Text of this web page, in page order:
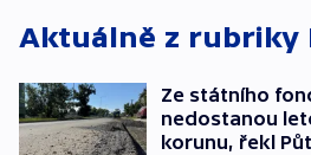
Aktuálně z rubriky
Ze státního
nedostanou
korunu, řekl